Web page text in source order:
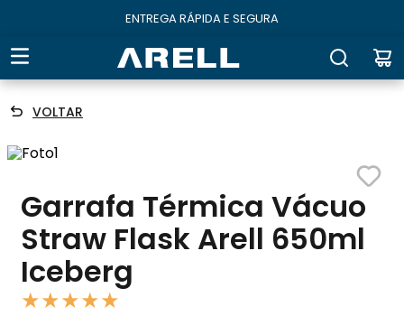
ENTREGA RÁPIDA E SEGURA
VOLTAR
Garrafa Térmica Vácuo
Straw Flask Arell 650ml
Iceberg
★★★★★